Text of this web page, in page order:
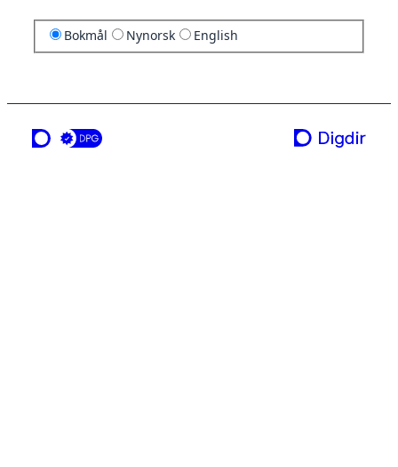
Bokmål Nynorsk English